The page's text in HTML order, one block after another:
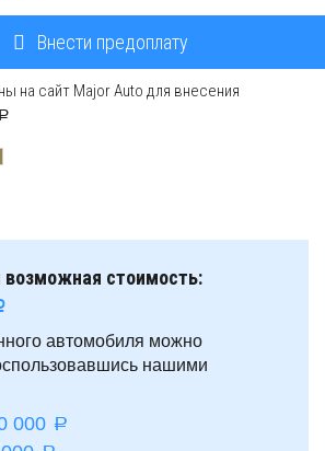
Внести предоплату
на сайт Major Auto для внесения
стоимость:
автомобиля можно
нашими
000 a